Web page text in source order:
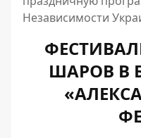
Независимости
ШАРОВ В